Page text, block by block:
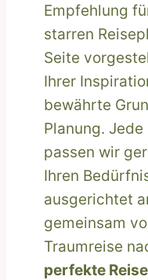
Empfehlung
starren
Seite
Ihrer
bewährte
Planung.
passen wir
Ihren
ausgerichtet
gemeinsam
Traumreise
perfekte